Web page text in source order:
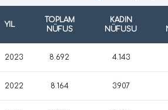
YIL
TOPLAM
NÜFUS
KADIN
NÜFUSU
2023 8.692 4.143
2022 8.164 3.907